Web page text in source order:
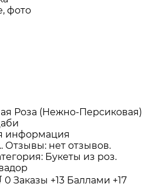
Роза (Нежно-Персиковая)
информация
Отзывы: нет отзывов.
Букеты из роз.
0 Заказы +13 Баллами +17